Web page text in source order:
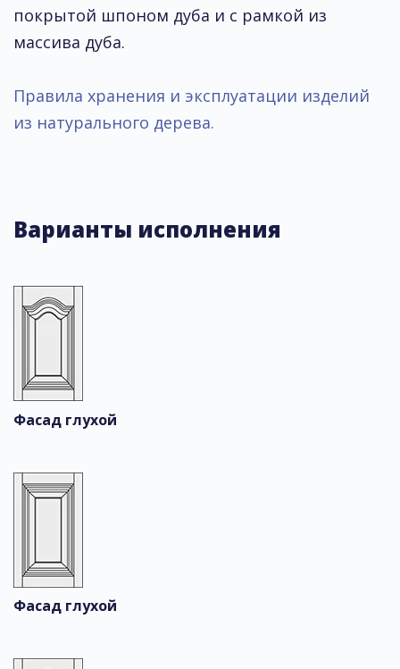
покрытой шпоном дуба и с рамкой из
массива дуба.
Правила хранения и эксплуатации изделий
из натурального дерева.
Варианты исполнения
Фасад глухой
Фасад глухой